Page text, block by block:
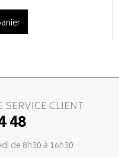
SERVICE CLIENT
48
de 8h30 à 16h30